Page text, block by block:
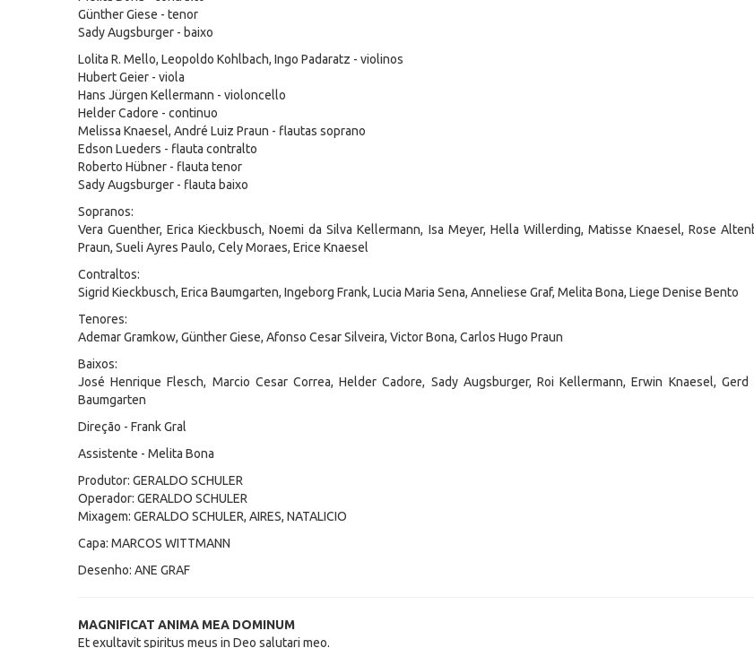
Günther Giese - tenor
Sady Augsburger - baixo
Lolita R. Mello, Leopoldo Kohlbach, Ingo Padaratz - violinos
Hubert Geier - viola
Hans Jürgen Kellermann - violoncello
Helder Cadore - continuo
Melissa Knaesel, André Luiz Praun - flautas soprano
Edson Lueders - flauta contralto
Roberto Hübner - flauta tenor
Sady Augsburger - flauta baixo
Sopranos:
Vera Guenther, Erica Kieckbusch, Noemi da Silva Kellermann, Isa Meyer, Hella Willerding, Matisse Knaesel, Rose
Praun, Sueli Ayres Paulo, Cely Moraes, Erice Knaesel
Contraltos:
Sigrid Kieckbusch, Erica Baumgarten, Ingeborg Frank, Lucia Maria Sena, Anneliese Graf, Melita Bona, Liege Denise Bento
Tenores:
Ademar Gramkow, Günther Giese, Afonso Cesar Silveira, Victor Bona, Carlos Hugo Praun
Baixos:
José Henrique Flesch, Marcio Cesar Correa, Helder Cadore, Sady Augsburger, Roi Kellermann, Erwin Knaesel, Gerd
Baumgarten
Direção - Frank Gral
Assistente - Melita Bona
Produtor: GERALDO SCHULER
Operador: GERALDO SCHULER
Mixagem: GERALDO SCHULER, AIRES, NATALICIO
Capa: MARCOS WITTMANN
Desenho: ANE GRAF
MAGNIFICAT ANIMA MEA DOMINUM
Et exultavit spiritus meus in Deo salutari meo.